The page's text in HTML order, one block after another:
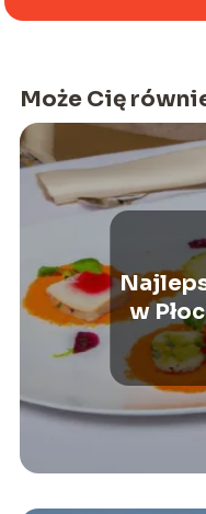
Może Cię
w